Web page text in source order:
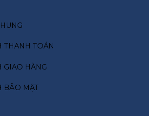
THANH TOÁN
GIAO HÀNG
BẢO MẬT